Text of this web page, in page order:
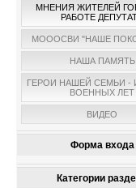
МНЕНИЯ ЖИТЕЛЕЙ
РАБОТЕ
МОООСВИ "НАШЕ
НАША ПАМЯТЬ
ГЕРОИ НАШЕЙ СЕМЬИ -
ВОЕННЫХ ЛЕТ
ВИДЕО
Форма входа
Категории